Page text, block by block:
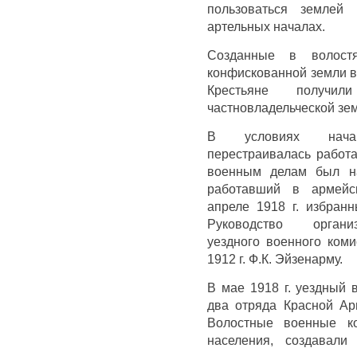
пользоваться
артельных началах.
Созданные в
конфискованной земли
Крестьяне
частновладельческой
В условиях
перестраивалась
военным делам был
работавший в
апреле 1918 г.
Руководство
уездного военного
1912 г. Ф.К. Эйзенарму.
В мае 1918 г. уездный
два отряда Красной
Волостные военные
населения,